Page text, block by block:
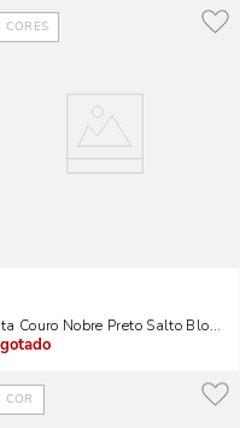
Preta
CORES
Couro Nobre Preto Salto Bloco
COR